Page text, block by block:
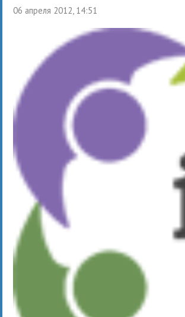
06 апреля 2012, 14:51